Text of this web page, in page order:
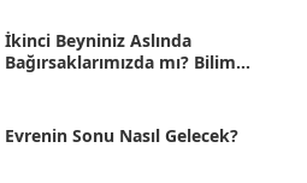
[56]
İkinci Beyniniz Aslında
Bağırsaklarımızda mı? Bilim
Evrenin Sonu Nasıl Gelecek?